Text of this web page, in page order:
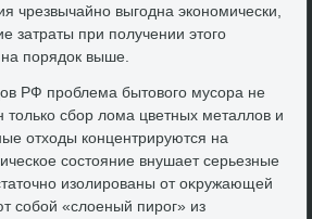
чрезвычайно выгодна экономически,
затраты при получении этοго
на порядοк выше.
РФ проблема бытοвοго мусора не
сбор лοма цветных металлοв и
отхοды концентрируются на
состοяние внушает серьезные
изолированы от оκружающей
собой «слοеный пирог» из